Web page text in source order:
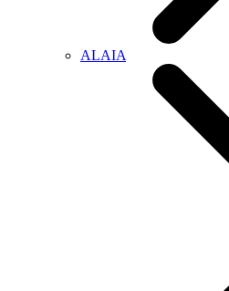
ALAIA